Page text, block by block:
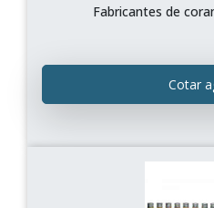
Fabricantes de
Cotar